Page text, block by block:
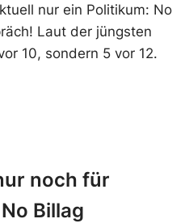
nur ein Politikum: No
Laut der jüngsten
10, sondern 5 vor 12.
noch für
Billag